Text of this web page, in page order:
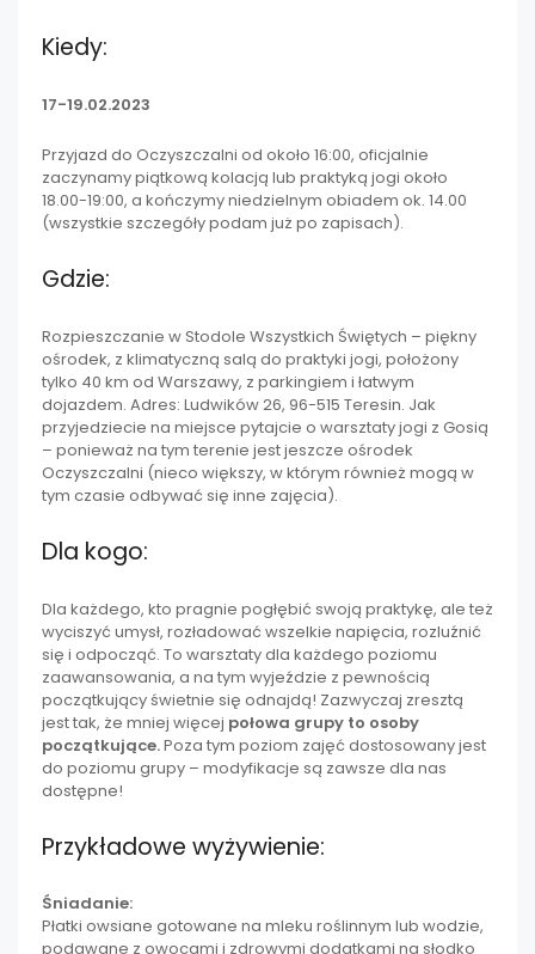
Kiedy:
17-19.02.2023
Przyjazd do Oczyszczalni od około 16:00, oficjalnie
zaczynamy piątkową kolacją lub praktyką jogi około
18.00-19:00, a kończymy niedzielnym obiadem ok. 14.00
(wszystkie szczegóły podam już po zapisach).
Gdzie:
Rozpieszczanie w Stodole Wszystkich Świętych – piękny
ośrodek, z klimatyczną salą do praktyki jogi, położony
tylko 40 km od Warszawy, z parkingiem i łatwym
dojazdem. Adres: Ludwików 26, 96-515 Teresin. Jak
przyjedziecie na miejsce pytajcie o warsztaty jogi z Gosią
– ponieważ na tym terenie jest jeszcze ośrodek
Oczyszczalni (nieco większy, w którym również mogą w
tym czasie odbywać się inne zajęcia).
Dla kogo:
Dla każdego, kto pragnie pogłębić swoją praktykę, ale też
wyciszyć umysł, rozładować wszelkie napięcia, rozluźnić
się i odpocząć. To warsztaty dla każdego poziomu
zaawansowania, a na tym wyjeździe z pewnością
początkujący świetnie się odnajdą! Zazwyczaj zresztą
jest tak, że mniej więcej połowa grupy to osoby
początkujące.Poza tym poziom zajęć dostosowany jest
do poziomu grupy – modyfikacje są zawsze dla nas
dostępne!
Przykładowe wyżywienie:
Śniadanie:
Płatki owsiane gotowane na mleku roślinnym lub wodzie,
podawane z owocami i zdrowymi dodatkami na słodko